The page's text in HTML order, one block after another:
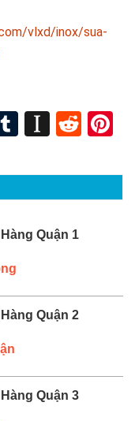
vlxd/inox/sua-
Tumblr
Quận 1
Quận 2
Quận 3